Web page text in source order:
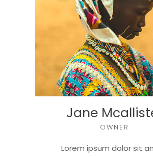
Jane
OWNER
Lorem ipsum dolor sit